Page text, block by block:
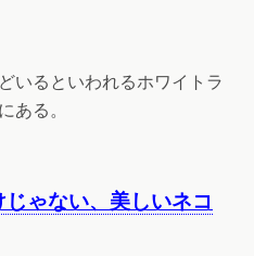
いるといわれるホワイトラ
ある。
ゃない、美しいネコ